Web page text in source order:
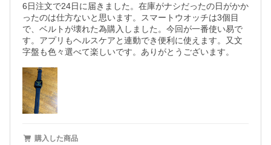
6日注文で24日に届きました。在庫がナシだったの日がかか
ったのは仕方ないと思います。スマートウオッチは3個目
で、ベルトが壊れた為購入しました。今回が一番使い易で
す。アプリもヘルスケアと連動でき便利に使えます。又文
購入した商品